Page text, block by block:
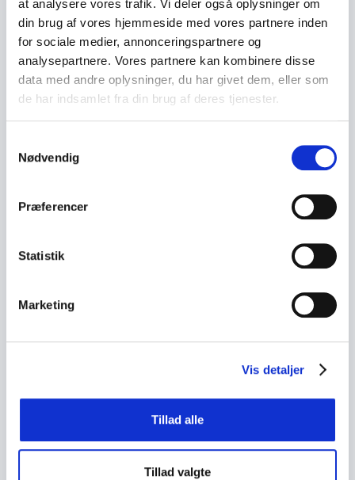
at analysere vores trafik. Vi deler også oplysninger om
din brug af vores hjemmeside med vores partnere inden
for sociale medier, annonceringspartnere og
analysepartnere. Vores partnere kan kombinere disse
data med andre oplysninger, du har givet dem, eller som
de har indsamlet fra din brug af deres tjenester.
Nødvendig
Præferencer
Statistik
Marketing
Vis detaljer
Tillad alle
Tillad valgte
håndtere det.
Vil du vide mere om dit hårtab har også
muligheden for at booke en gratis
konsultation hos os, hvor vi vil
undersøge eventuelle
behandlingsmuligheder for dig..
Din rejse starter med
én konsultation
Book en gratis konsultation på 30 min og få lavet
en analyse af din situation og de muligheder du
har.
Book Gratis Konsultation